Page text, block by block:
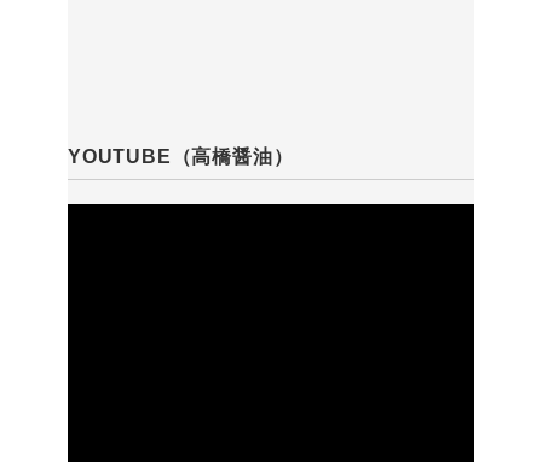
YOUTUBE（高橋醤油）